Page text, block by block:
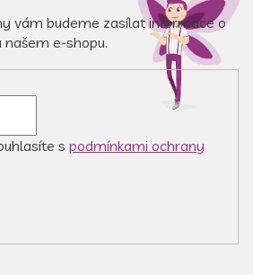
vám budeme zasílat informace o
e-shopu.
s podmínkami ochrany